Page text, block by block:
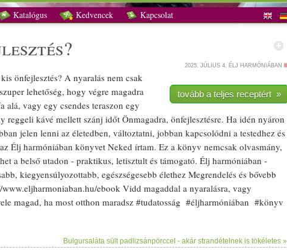
Katalógus Kedvencek Kapcsolat
2025. JÚLIUS 4. ÉLJ HARMÓNIÁBAN
tovább a teljes receptért »
önfejlesztés? A nyaralás nem csak
lehetőség, hogy végre magadra
alá, vagy egy csendes teraszon egy
reggeli kávémellett szánj időt Önmagadra, önfejlesztésre. Ha idén nyáron
jelen lenni az életedben, változtatni, jobban kapcsolódni a testedhez és
Élj harmóniában könyvet Neked írtam. Ez a könyv nemcsak olvasmány,
a belső utadon - praktikus, letisztult és támogató. Élj harmóniában -
kiegyensúlyozottabb, egészségesebb élethez Megrendelés és bővebb
­ebook Vidd magaddal a nyaralásra, vagy
magad, ha most otthon maradsz #tudatosság #éljharmóniában #könyv
Bulgursaláta sült padlizsánpörccel - akár strandételnek is tökéletes »